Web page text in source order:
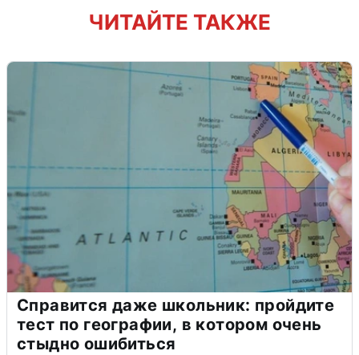
ЧИТАЙТЕ ТАКЖЕ
Справится даже школьник: пройдите
тест по географии, в котором очень
стыдно ошибиться